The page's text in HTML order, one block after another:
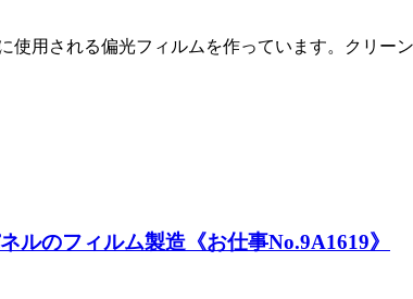
使用される偏光フィルムを作っています。クリ
ルのフィルム製造《お仕事No.9A1619》